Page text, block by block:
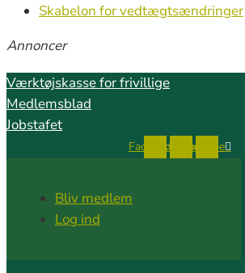
Skabelon for vedtægtsændringer
Annoncer
Værktøjskasse for frivillige
Medlemsblad
Jobstafet
FacebookInstagramYoutube
Bliv medlem
Log ind